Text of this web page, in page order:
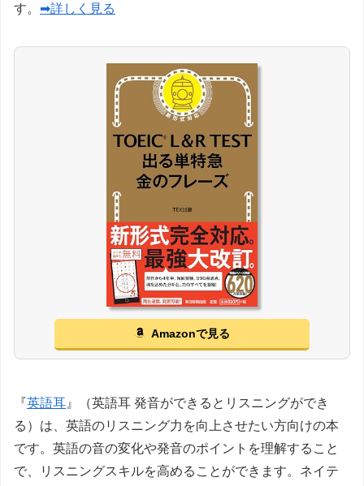
す。 ➡詳しく見る
Amazonで見る
『英語耳 』（英語耳 発音ができるとリスニングができ
る）は、英語のリスニング力を向上させたい方向けの本
です。英語の音の変化や発音のポイントを理解すること
で、リスニングスキルを高めることができます。ネイテ